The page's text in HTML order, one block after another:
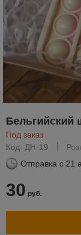
Бельгийский
Под заказ
Код: ДН-19
Отправка с 21
30 руб.